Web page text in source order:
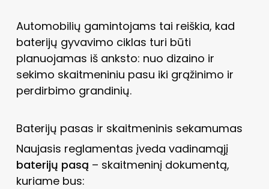
Automobilių gamintojams tai reiškia, kad
baterijų gyvavimo ciklas turi būti
planuojamas iš anksto: nuo dizaino ir
sekimo skaitmeniniu pasu iki grąžinimo ir
perdirbimo grandinių.
Baterijų pasas ir skaitmeninis sekamumas
Naujasis reglamentas įveda vadinamąjį
baterijų pasą – skaitmeninį dokumentą,
kuriame bus: